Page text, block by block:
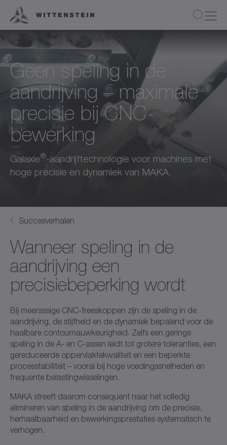
Geen speling in de
aandrijving – maximale
precisie bij CNC-
bewerking
Galaxie®-aandrijftechnologie voor machines met
hoge precisie en dynamiek van MAKA.
Succesverhalen
Wanneer speling in de
aandrijving een
precisiebeperking wordt
Bij meerassige CNC-freeskoppen zijn de speling in de
aandrijving, de stijfheid en de dynamiek bepalend voor de
haalbare contournauwkeurigheid. Zelfs een geringe
speling in de A- en C-assen leidt tot grotere toleranties, een
gereduceerde oppervlaktekwaliteit en een beperkte
processtabiliteit – vooral bij hoge voedingssnelheden en
frequente belastingwisselingen.
MAKA streeft daarom consequent naar het volledig
elimineren van speling in de aandrijving om de precisie,
herhaalbaarheid en bewerkingsprestaties systematisch te
verhogen.